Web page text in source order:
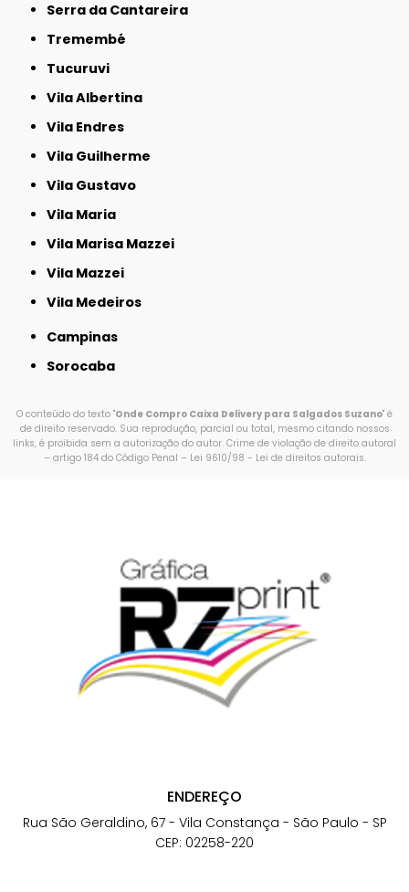
Serra da Cantareira
Tremembé
Tucuruvi
Vila Albertina
Vila Endres
Vila Guilherme
Vila Gustavo
Vila Maria
Vila Marisa Mazzei
Vila Mazzei
Vila Medeiros
Campinas
Sorocaba
O conteúdo do texto "Onde Compro Caixa Delivery para Salgados Suzano" é
de direito reservado. Sua reprodução, parcial ou total, mesmo citando nossos
links, é proibida sem a autorização do autor. Crime de violação de direito autoral
– artigo 184 do Código Penal – Lei 9610/98 - Lei de direitos autorais.
ENDEREÇO
Rua São Geraldino, 67 - Vila Constança - São Paulo - SP
CEP: 02258-220